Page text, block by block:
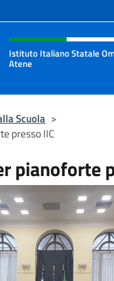
sito,
Istituto Italiano Statale
Atene
Scuola >
presso IIC
pianoforte